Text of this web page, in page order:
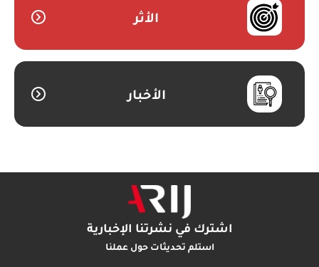
الأثر
الأخبار
اشترك في نشرتنا الإخبارية
استلم تحديثات حول عملنا